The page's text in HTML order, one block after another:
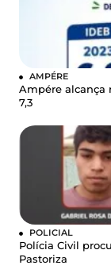
AMPÉRE
Ampére alcança
7,3
POLICIAL
Polícia Civil
Pastoriza